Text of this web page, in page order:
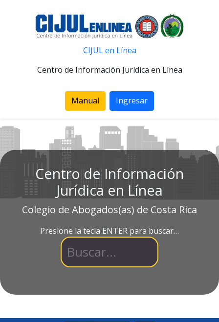
CIJUL en Línea
Centro de Información Jurídica en Línea
Manual Ingresar
Centro de Información
Jurídica en Línea
Colegio de Abogados(as) de Costa Rica
Presione la tecla ENTER para buscar…